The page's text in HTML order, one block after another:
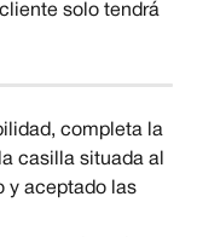
solo tendrá
completa la
casilla situada al
y aceptado las